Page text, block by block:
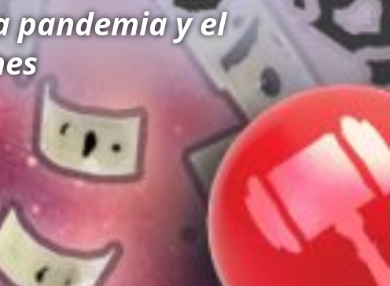
pandemia y el